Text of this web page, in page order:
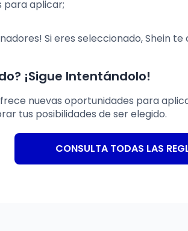
para aplicar;
Si eres seleccionado, Shein
¡Sigue Intentándolo!
nuevas oportunidades para
tus posibilidades de ser elegido.
CONSULTA TODAS LAS